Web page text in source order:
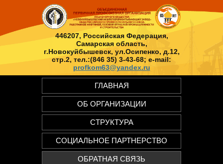
446207, Российская Федерация,
Самарская область,
г.Новокуйбышевск, ул.Осипенко, д.12,
стр.2, тел.:(846 35) 3-43-68; e-mail:
profkom63@yandex.ru
ГЛАВНАЯ
ОБ ОРГАНИЗАЦИИ
СТРУКТУРА
СОЦИАЛЬНОЕ ПАРТНЕРСТВО
ОБРАТНАЯ СВЯЗЬ